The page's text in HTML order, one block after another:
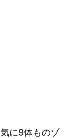
に9体ものゾ